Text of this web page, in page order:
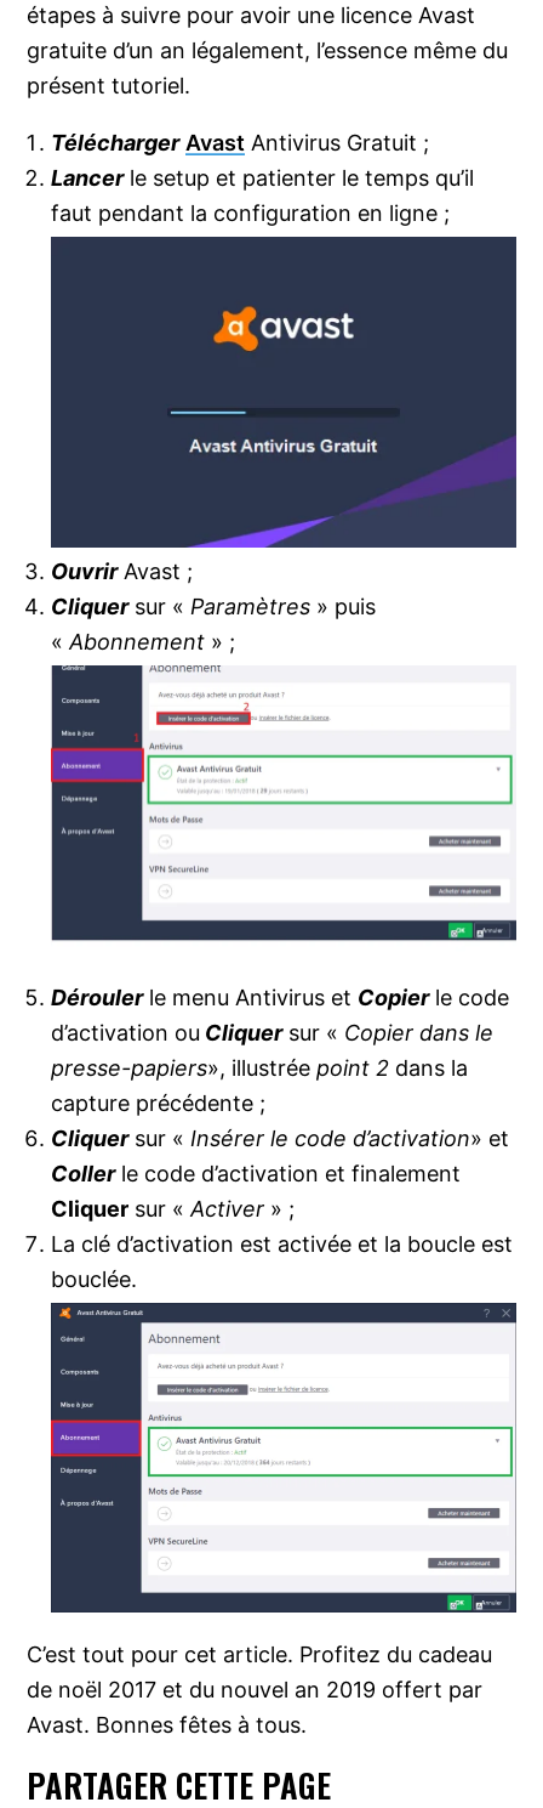
étapes à suivre pour avoir une licence Avast
gratuite d’un an légalement, l’essence même du
présent tutoriel.
Télécharger Avast Antivirus Gratuit ;
Lancerle setup et patienter le temps qu’il
faut pendant la configuration en ligne ;
OuvrirAvast ;
Cliquersur « Paramètres » puis
«Abonnement » ;
Déroulerle menu Antivirus et Copierle code
d’activation ou Cliquersur « Copier dans le
presse-papiers», illustréepoint 2 dans la
capture précédente ;
Cliquersur « Insérer le code d’activation» et
Collerle code d’activation et finalement
Cliquer sur «Activer » ;
La clé d’activation est activée et la boucle est
bouclée.
C’est tout pour cet article. Profitez du cadeau
de noël 2017 et du nouvel an 2019 offert par
Avast. Bonnes fêtes à tous.
PARTAGER CETTE PAGE